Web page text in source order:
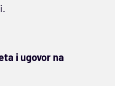
i ugovor na